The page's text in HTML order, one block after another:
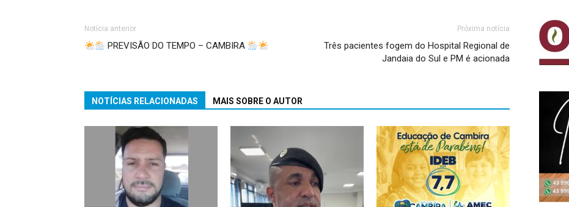
Notícia anterior
PREVISÃO DO TEMPO – CAMBIRA
Próxima notícia
Três pacientes fogem do Hospital Regional de
Jandaia do Sul e PM é acionada
NOTÍCIAS RELACIONADAS MAIS SOBRE O AUTOR